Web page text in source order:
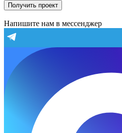
Получить проект
Напишите нам в мессенджер